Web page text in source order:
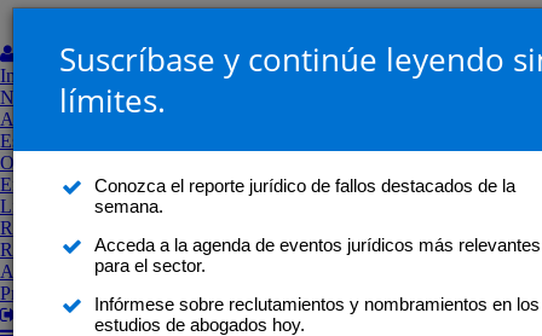
Mi Perfil
Inicio
Noticias
Análisis jurídico
Estudios de abogados
Opinión
Entrevistas y perfiles
Libros
Revistas
Revista Legal
Agenda
Proceso Constitucional
Suscríbase y continúe leyendo
límites.
Conozca el reporte jurídico de fallos destacados de la
semana.
Acceda a la agenda de eventos jurídicos más relevantes
para el sector.
Infórmese sobre reclutamientos y nombramientos en los
estudios de abogados hoy.